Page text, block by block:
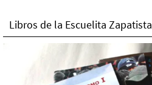
Libros de la Escuelita Zapatista